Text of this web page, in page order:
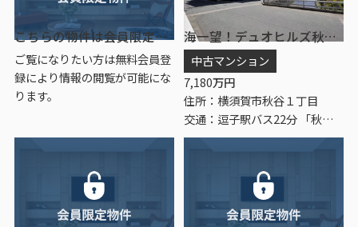
こちらの物件は会員限定物件です。
ご覧になりたい方は無料会員登
録により情報の閲覧が可能にな
ります。
海一望！デュオヒルズ秋谷 2階
中古マンション
7,180万円
住所：横須賀市秋谷１丁目
交通：逗子駅バス22分 「秋谷」 停歩4分